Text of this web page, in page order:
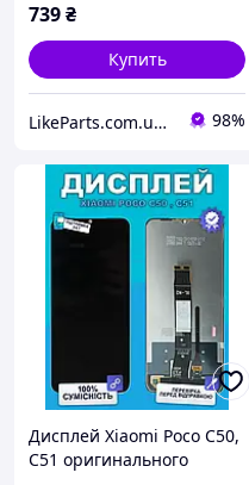
739₴
Купить
LikeParts.com.ua - Запчасти для телефонов и планшетов 98%
Дисплей Xiaomi Poco C50,
C51 оригинального